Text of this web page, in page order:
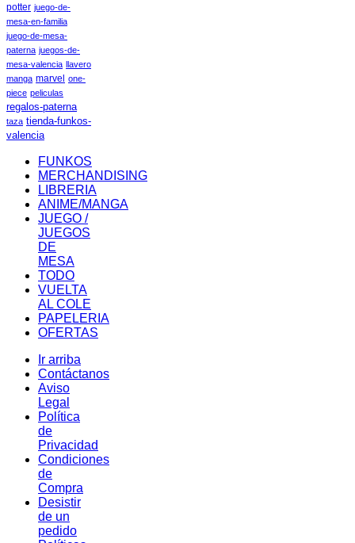
potter juego-de-
mesa-en-familia
juego-de-mesa-
paterna juegos-de-
mesa-valencia llavero
manga marvel one-
piece peliculas
regalos-paterna
taza tienda-funkos-
valencia
FUNKOS
MERCHANDISING
LIBRERIA
ANIME/MANGA
JUEGO /
JUEGOS
DE
MESA
TODO
VUELTA
AL COLE
PAPELERIA
OFERTAS
Ir arriba
Contáctanos
Aviso
Legal
Política
de
Privacidad
Condiciones
de
Compra
Desistir
de un
pedido